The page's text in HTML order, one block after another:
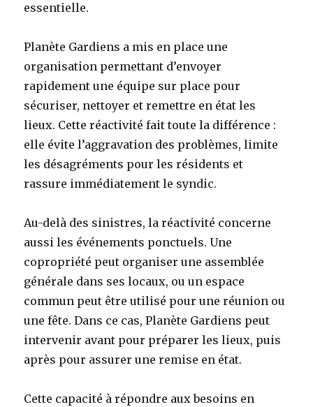
essentielle.
Planète Gardiens a mis en place une
organisation permettant d’envoyer
rapidement une équipe sur place pour
sécuriser, nettoyer et remettre en état les
lieux. Cette réactivité fait toute la différence :
elle évite l’aggravation des problèmes, limite
les désagréments pour les résidents et
rassure immédiatement le syndic.
Au-delà des sinistres, la réactivité concerne
aussi les événements ponctuels. Une
copropriété peut organiser une assemblée
générale dans ses locaux, ou un espace
commun peut être utilisé pour une réunion ou
une fête. Dans ce cas, Planète Gardiens peut
intervenir avant pour préparer les lieux, puis
après pour assurer une remise en état.
Cette capacité à répondre aux besoins en